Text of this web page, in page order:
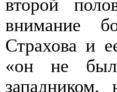
второй
внимание
Страхова и
«он не был